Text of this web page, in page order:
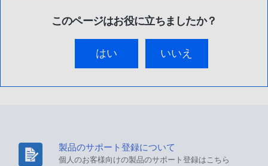
このページはお役に立ちましたか？
はい いいえ
製品のサポート登録について
個人のお客様向けの製品のサポート登録はこちら